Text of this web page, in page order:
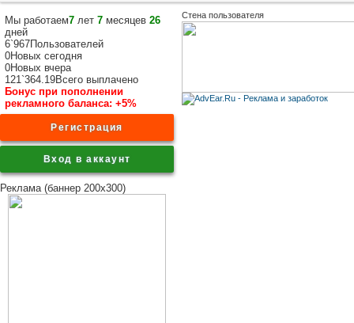
Мы работаем7 лет 7 месяцев 26
дней
6`967Пользователей
0Новых сегодня
0Новых вчера
121`364.19Всего выплачено
Бонус при пополнении
рекламного баланса: +5%
Регистрация
Вход в аккаунт
Реклама (баннер 200x300)
Стена пользователя